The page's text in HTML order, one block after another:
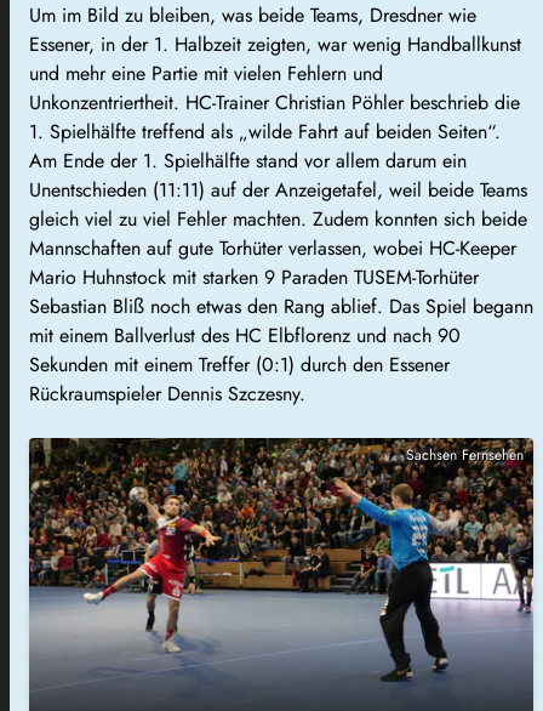
Um im Bild zu bleiben, was beide Teams, Dresdner wie
Essener, in der 1. Halbzeit zeigten, war wenig Handballkunst
und mehr eine Partie mit vielen Fehlern und
Unkonzentriertheit. HC-Trainer Christian Pöhler beschrieb die
1. Spielhälfte treffend als „wilde Fahrt auf beiden Seiten“.
Am Ende der 1. Spielhälfte stand vor allem darum ein
Unentschieden (11:11) auf der Anzeigetafel, weil beide Teams
gleich viel zu viel Fehler machten. Zudem konnten sich beide
Mannschaften auf gute Torhüter verlassen, wobei HC-Keeper
Mario Huhnstock mit starken 9 Paraden TUSEM-Torhüter
Sebastian Bliß noch etwas den Rang ablief. Das Spiel begann
mit einem Ballverlust des HC Elbflorenz und nach 90
Sekunden mit einem Treffer (0:1) durch den Essener
Rückraumspieler Dennis Szczesny.
Sachsen Fernsehen